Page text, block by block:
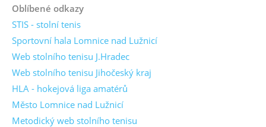
Oblíbené odkazy
STIS - stolní tenis
Sportovní hala Lomnice nad Lužnicí
Web stolního tenisu J.Hradec
Web stolního tenisu Jihočeský kraj
HLA - hokejová liga amatérů
Město Lomnice nad Lužnicí
Metodický web stolního tenisu